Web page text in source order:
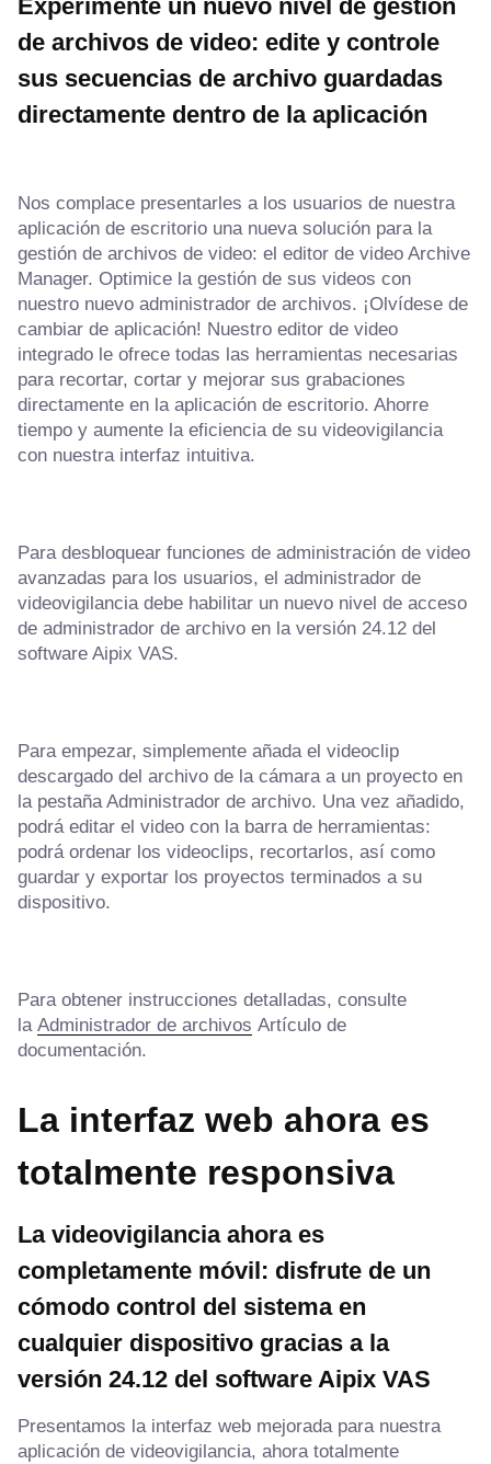
Experimente un nuevo nivel de gestión
de archivos de video: edite y controle
sus secuencias de archivo guardadas
directamente dentro de la aplicación
Nos complace presentarles a los usuarios de nuestra
aplicación de escritorio una nueva solución para la
gestión de archivos de video: el editor de video Archive
Manager. Optimice la gestión de sus videos con
nuestro nuevo administrador de archivos. ¡Olvídese de
cambiar de aplicación! Nuestro editor de video
integrado le ofrece todas las herramientas necesarias
para recortar, cortar y mejorar sus grabaciones
directamente en la aplicación de escritorio. Ahorre
tiempo y aumente la eficiencia de su videovigilancia
con nuestra interfaz intuitiva.
Para desbloquear funciones de administración de video
avanzadas para los usuarios, el administrador de
videovigilancia debe habilitar un nuevo nivel de acceso
de administrador de archivo en la versión 24.12 del
software Aipix VAS.
Para empezar, simplemente añada el videoclip
descargado del archivo de la cámara a un proyecto en
la pestaña Administrador de archivo. Una vez añadido,
podrá editar el video con la barra de herramientas:
podrá ordenar los videoclips, recortarlos, así como
guardar y exportar los proyectos terminados a su
dispositivo.
Para obtener instrucciones detalladas, consulte
la Administrador de archivos Artículo de
documentación.
La interfaz web ahora es
totalmente responsiva
La videovigilancia ahora es
completamente móvil: disfrute de un
cómodo control del sistema en
cualquier dispositivo gracias a la
versión 24.12 del software Aipix VAS
Presentamos la interfaz web mejorada para nuestra
aplicación de videovigilancia, ahora totalmente